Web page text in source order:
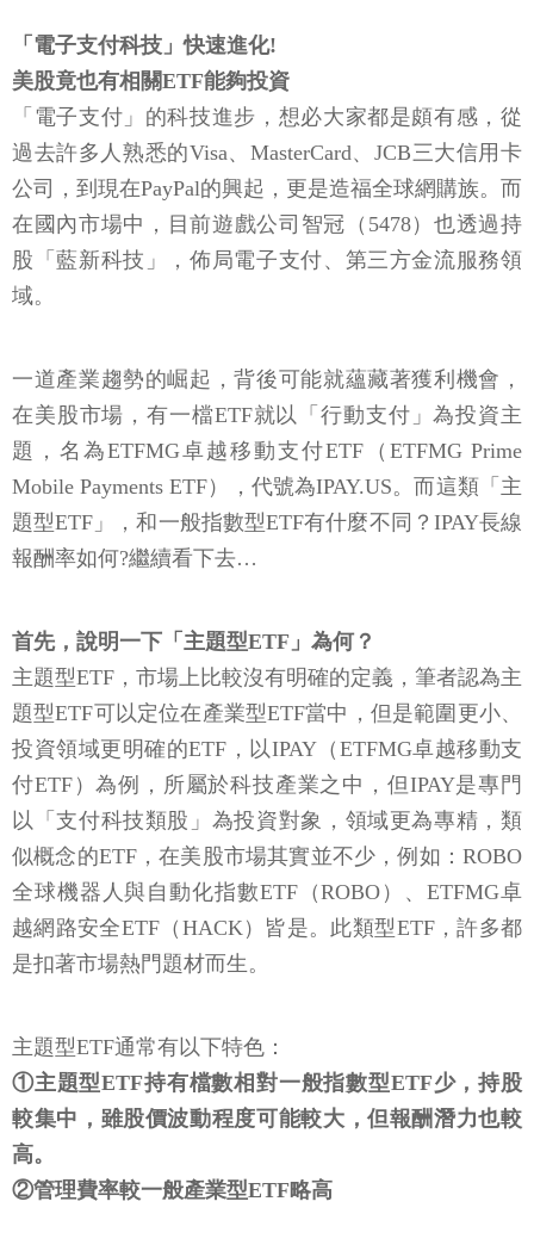
「電子支付科技」快速進化!
美股竟也有相關ETF能夠投資
「電子支付」的科技進步，想必大家都是頗有感，從
過去許多人熟悉的Visa、MasterCard、JCB三大信用卡
公司，到現在PayPal的興起，更是造福全球網購族。而
在國內市場中，目前遊戲公司智冠（5478）也透過持
股「藍新科技」，佈局電子支付、第三方金流服務領
域。
一道產業趨勢的崛起，背後可能就蘊藏著獲利機會，
在美股市場，有一檔ETF就以「行動支付」為投資主
題，名為ETFMG卓越移動支付ETF（ETFMG Prime
Mobile Payments ETF），代號為IPAY.US。而這類「主
題型ETF」，和一般指數型ETF有什麼不同？IPAY長線
報酬率如何?繼續看下去…
首先，說明一下「主題型ETF」為何？
主題型ETF，市場上比較沒有明確的定義，筆者認為主
題型ETF可以定位在產業型ETF當中，但是範圍更小、
投資領域更明確的ETF，以IPAY（ETFMG卓越移動支
付ETF）為例，所屬於科技產業之中，但IPAY是專門
以「支付科技類股」為投資對象，領域更為專精，類
似概念的ETF，在美股市場其實並不少，例如：ROBO
全球機器人與自動化指數ETF（ROBO）、ETFMG卓
越網路安全ETF（HACK）皆是。此類型ETF，許多都
是扣著市場熱門題材而生。
主題型ETF通常有以下特色：
①主題型ETF持有檔數相對一般指數型ETF少，持股
較集中，雖股價波動程度可能較大，但報酬潛力也較
高。
②管理費率較一般產業型ETF略高